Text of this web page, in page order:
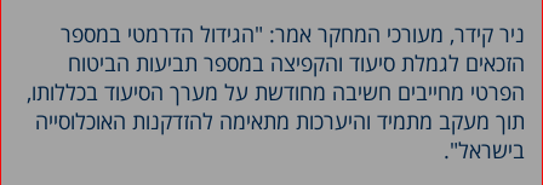
ניר קידר, מעורכי המחקר אמר: "הגידול הדרמטי במספר
הזכאים לגמלת סיעוד והקפיצה במספר תביעות הביטוח
הפרטי מחייבים חשיבה מחודשת על מערך הסיעוד בכללותו,
תוך מעקב מתמיד והיערכות מתאימה להזדקנות האוכלוסייה
בישראל".